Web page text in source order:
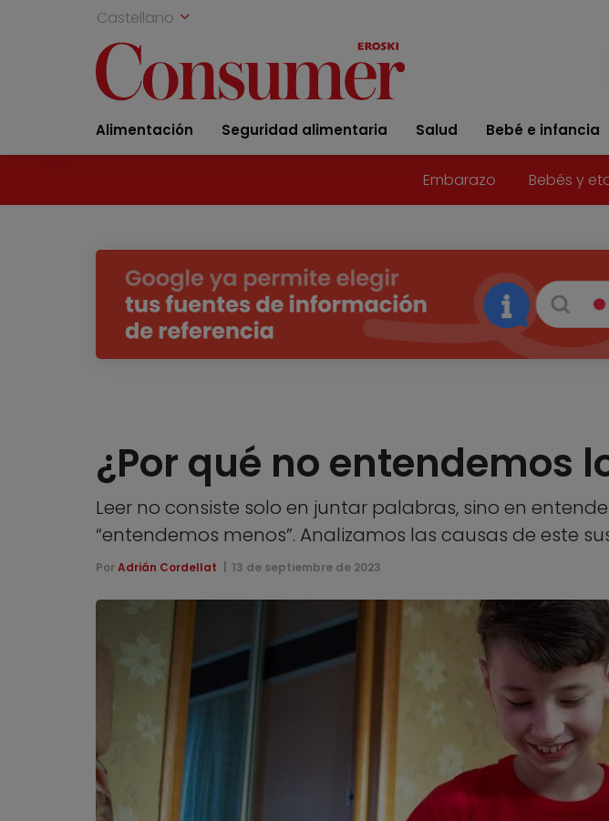
Castellano
Alimentación Seguridad alimentaria Salud Bebé e infancia
Embarazo Bebés y
¿Por qué no entendemos
Leer no consiste solo en juntar palabras, sino en
“entendemos menos”. Analizamos las causas de este
Por Adrián Cordellat 13 de septiembre de 2023